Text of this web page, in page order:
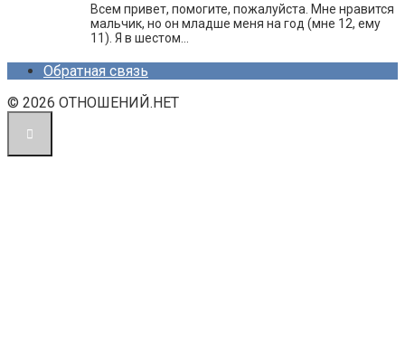
Всем привет, помогите, пожалуйста. Мне нравится
мальчик, но он младше меня на год (мне 12, ему
11). Я в шестом…
Обратная связь
© 2026 ОТНОШЕНИЙ.НЕТ